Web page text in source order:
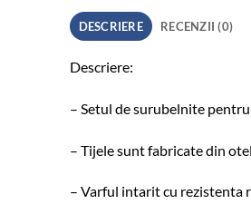
DESCRIERE RECENZII (0)
Descriere:
– Setul de surubelnite
– Tijele sunt fabricate din
– Varful intarit cu rezistenta